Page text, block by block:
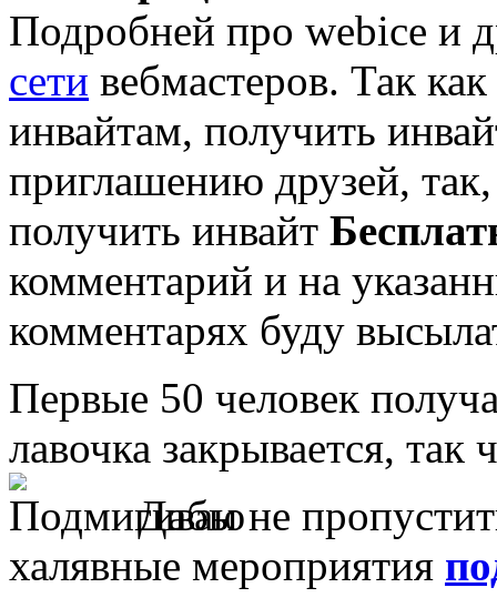
Подробней про webice и
сети вебмастеров. Так
инвайтам, получить
приглашению друзей,
получить инвайт
комментарий и на
комментарях буду
Первые 50 человек
лавочка закрывается, так
Дабы не
халявные мероприятия